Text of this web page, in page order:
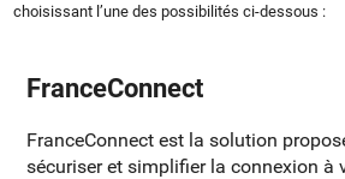
choisissant l’une des possibilités ci-dessous :
FranceConnect
FranceConnect est la solution
sécuriser et simplifier la connexion à